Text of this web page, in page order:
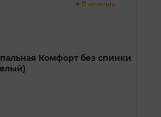
В наличии
Комфорт без спинки